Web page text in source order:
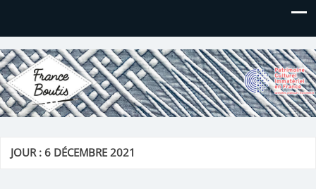
France Boutis
Le site de France Boutis
JOUR :6 DÉCEMBRE 2021